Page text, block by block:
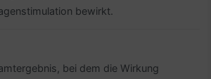
bewirkt.
bei dem die Wirkung